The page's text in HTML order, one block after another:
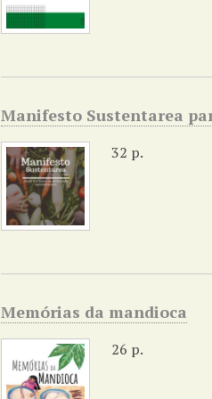
Manifesto Sustentarea
32 p.
Memórias da mandioca
26 p.